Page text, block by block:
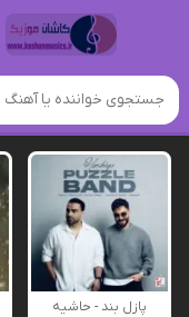
پازل بند - حاشیه